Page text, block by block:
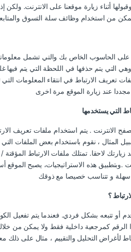
أثناء زيارة موقعنا على الانترنت.
الحاسوب الخاص بك والتي تشمل معلوماتك
التي يتم حذفها في اللحظة التي يتم
تعريف الارتباط في انتقاء المعلومات
التي يستخدمها
المثال ، نقوم باستخدام بعض الملفات
زيارتك لاحقا. تمتلك ملفات الارتباط
.وبتطبيق هذه الاستراتيجيات، يصبح
؟